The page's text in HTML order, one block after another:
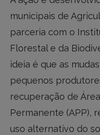
municipais de
parceria com o
Florestal e da
ideia é que as
pequenos
recuperação de
Permanente (APP),
uso alternativo do